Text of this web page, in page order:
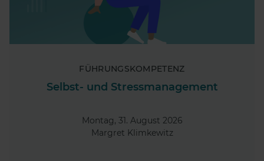
FÜHRUNGSKOMPETENZ
Selbst- und Stressmanagement
Montag, 31. August 2026
Margret Klimkewitz